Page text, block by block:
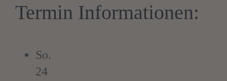
Termin Informationen:
So.
24